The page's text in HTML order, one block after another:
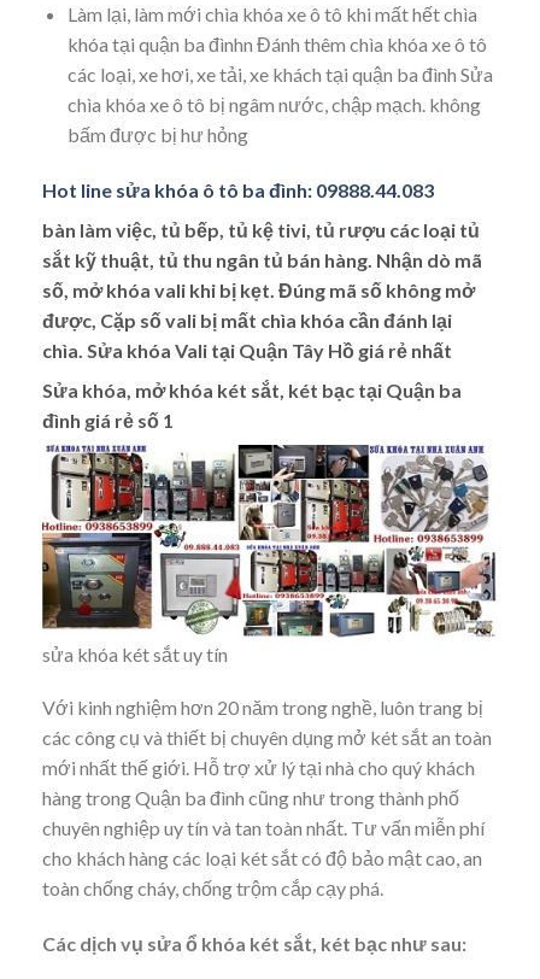
Làm lại, làm mới chìa khóa xe ô tô khi mất hết chìa
khóa tại quận ba đìnhn Đánh thêm chìa khóa xe ô tô
các loại, xe hơi, xe tải, xe khách tại quận ba đình Sửa
chìa khóa xe ô tô bị ngâm nước, chập mạch. không
bấm được bị hư hỏng
Hot line sửa khóa ô tô ba đình: 09888.44.083
bàn làm việc, tủ bếp, tủ kệ tivi, tủ rượu các loại tủ
sắt kỹ thuật, tủ thu ngân tủ bán hàng. Nhận dò mã
số, mở khóa vali khi bị kẹt. Đúng mã số không mở
được, Cặp số vali bị mất chìa khóa cần đánh lại
chìa. Sửa khóa Vali tại Quận Tây Hồ giá rẻ nhất
Sửa khóa, mở khóa két sắt, két bạc tại Quận ba
đình giá rẻ số 1
sửa khóa két sắt uy tín
Với kinh nghiệm hơn 20 năm trong nghề, luôn trang bị
các công cụ và thiết bị chuyên dụng mở két sắt an toàn
mới nhất thế giới. Hỗ trợ xử lý tại nhà cho quý khách
hàng trong Quận ba đình cũng như trong thành phố
chuyên nghiệp uy tín và tan toàn nhất. Tư vấn miễn phí
cho khách hàng các loại két sắt có độ bảo mật cao, an
toàn chống cháy, chống trộm cắp cạy phá.
Các dịch vụ sửa ổ khóa két sắt, két bạc như sau: